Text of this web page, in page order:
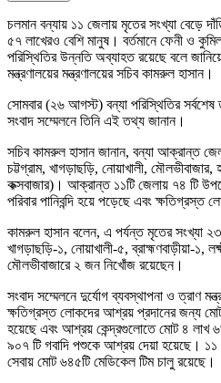
চলমান বন্যায় ১১ জেলায় মৃতের সংখ্যা বেড়ে
৫৭ লাখেরও বেশি মানুষ। বর্তমানে ফেনী ও
পরিস্থিতির উন্নতি অব্যাহত রয়েছে বলে
মন্ত্রণালয়ের মন্ত্রণালয়ের সচিব কামরুল হাসান।
সোমবার (২৬ আগস্ট) বন্যা পরিস্থিতির
সংবাদ সম্মেলনে তিনি এই তথ্য জানান।
সচিব কামরুল হাসান জানান, বন্যা আক্রান্ত
চট্টগ্রাম, খাগড়াছড়ি, নোয়াখালী, মৌলভীবাজার,
কক্সবাজার)। আক্রান্ত ১১টি জেলায় ৭৪ টি
পরিবার পানিবন্দি হয়ে পড়েছে এবং
কামরুল হাসান বলেন, এ পর্যন্ত মৃতের সংখ্যা
খাগড়াছড়ি-১, নোয়াখালী-৫, ব্রাহ্মণবাড়ীয়া-১,
মৌলভীবাজারে ২ জন নিখোঁজ রয়েছেন।
সংবাদ সম্মেলনে দুর্যোগ ব্যবস্থাপনা ও ত্রাণ
ক্ষতিগ্রস্ত লোকদের আশ্রয় প্রদানের জন্য
হয়েছে এবং আশ্রয় কেন্দ্রগুলোতে মোট ৪ লাখ
৯০৭ টি গবাদি পশুকে আশ্রয় দেয়া হয়েছে। ১১
সেবায় মোট ৬৪৫টি মেডিকেল টিম চালু রয়েছে।